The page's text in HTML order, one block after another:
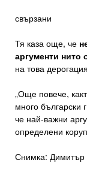
свързани
Тя каза още, че
аргументи нито
на това
„Още повече,
много български
че най-важни
определени
Снимка: Димитър